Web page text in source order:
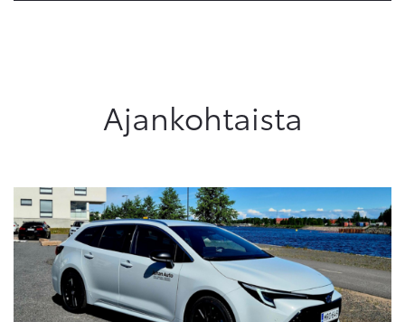
Ajankohtaista